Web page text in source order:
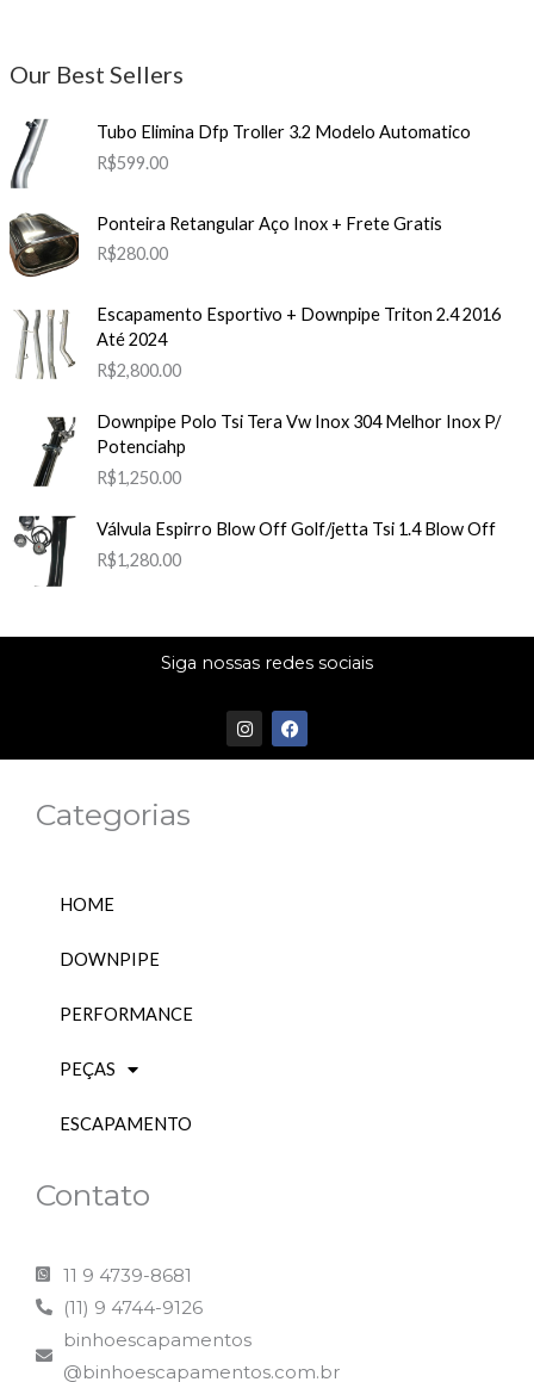
Our Best Sellers
Tubo Elimina Dfp Troller 3.2 Modelo Automatico
R$599.00
Ponteira Retangular Aço Inox + Frete Gratis
R$280.00
Escapamento Esportivo + Downpipe Triton 2.4 2016
Até 2024
R$2,800.00
Downpipe Polo Tsi Tera Vw Inox 304 Melhor Inox P/
Potenciahp
R$1,250.00
Válvula Espirro Blow Off Golf/jetta Tsi 1.4 Blow Off
R$1,280.00
Siga nossas redes sociais
I
n
s
F
a
c
Categorias
HOME
DOWNPIPE
PERFORMANCE
PEÇAS
ESCAPAMENTO
Contato
11 9 4739-8681
(11) 9 4744-9126
binhoescapamentos
@binhoescapamentos.com.br